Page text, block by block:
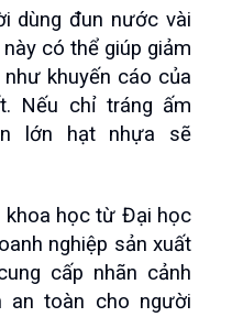
dùng đun nước vài
có thể giúp giảm
khuyến cáo của
Nếu chỉ tráng ấm
lớn hạt nhựa sẽ
khoa học từ Đại học
nghiệp sản xuất
cấp nhãn cảnh
an toàn cho người